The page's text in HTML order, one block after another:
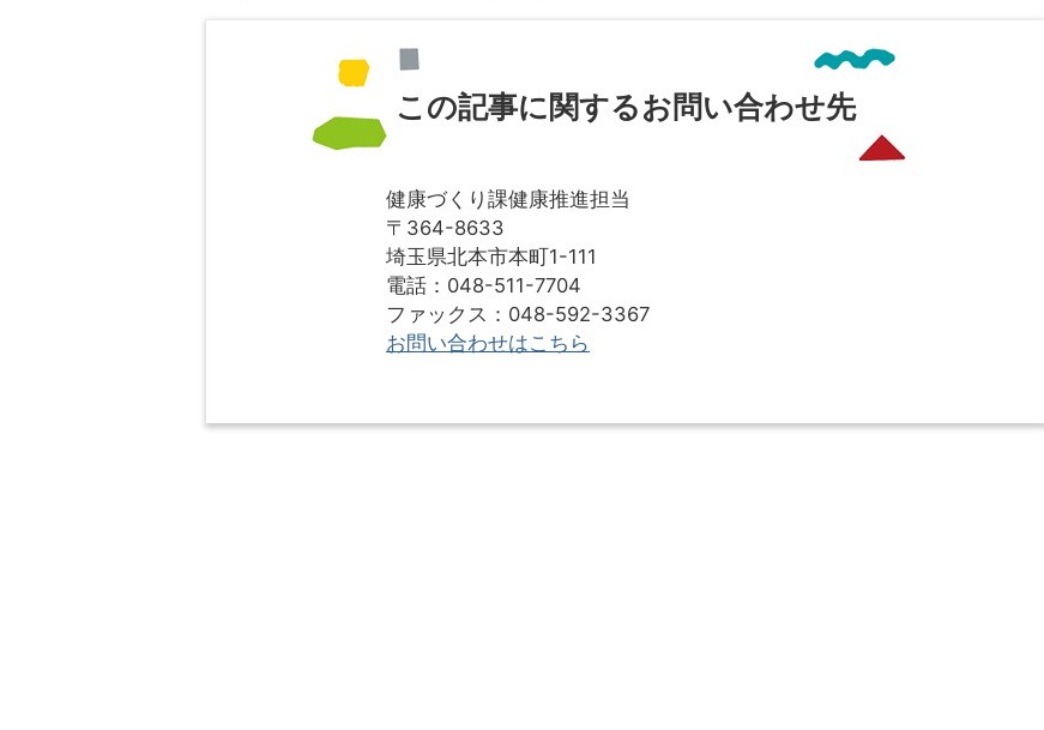
この記事に関するお問い合わせ先
健康づくり課健康推進担当
〒364-8633
埼玉県北本市本町1-111
電話：048-511-7704
ファックス：048-592-3367
お問い合わせはこちら